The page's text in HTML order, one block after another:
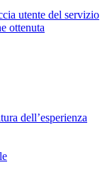
utente del servizio
ottenuta
dell’esperienza